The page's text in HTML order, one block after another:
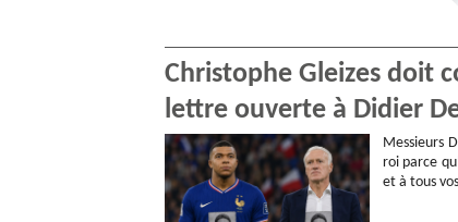
Christophe Gleizes doit
lettre ouverte à Didier
Messieurs
roi parce
et à tous